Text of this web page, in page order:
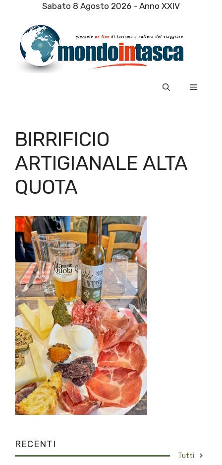
contenuto
Sabato 8 Agosto 2026 - Anno XXIV
Menu
BIRRIFICIO
ARTIGIANALE ALTA
QUOTA
RECENTI
Tutti